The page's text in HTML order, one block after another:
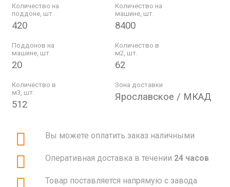
Количество на
поддоне, шт.
420
Количество на
машине, шт.
8400
Поддонов на
машине, шт.
20
Количество в
м2, шт.
62
Количество в
м3, шт.
512
Зона доставки
Ярославское / МКАД
Вы можете оплатить заказ наличными
Оперативная доставка в течении 24 часов
Товар поставляется напрямую с завода